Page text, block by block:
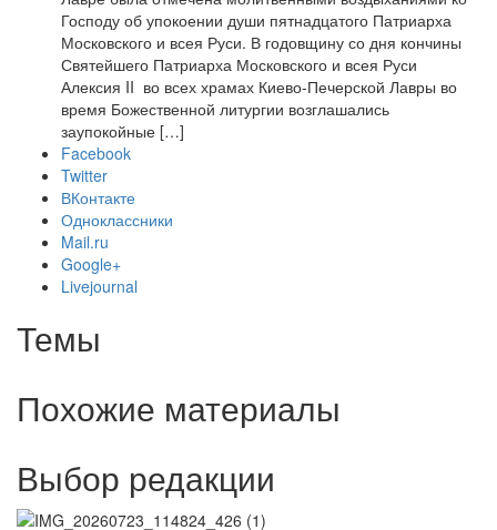
Господу об упокоении души пятнадцатого Патриарха
Московского и всея Руси. В годовщину со дня кончины
Святейшего Патриарха Московского и всея Руси
Алексия II во всех храмах Киево-Печерской Лавры во
время Божественной литургии возглашались
заупокойные […]
Facebook
Twitter
ВКонтакте
Одноклассники
Mail.ru
Google+
Livejournal
Темы
Похожие материалы
Выбор редакции